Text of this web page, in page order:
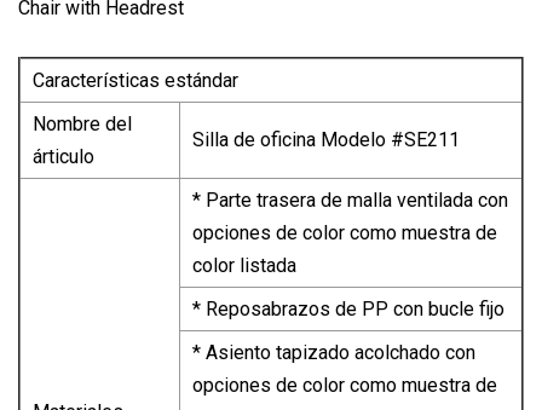
Características estándar
Nombre del
árticulo
Silla de oficina Modelo #SE211
* Parte trasera de malla ventilada con
opciones de color como muestra de
color listada
* Reposabrazos de PP con bucle fijo
* Asiento tapizado acolchado con
opciones de color como muestra de